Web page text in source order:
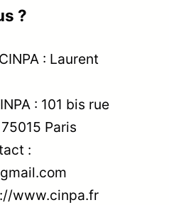
?
: Laurent
: 101 bis rue
Paris
:
www.cinpa.fr